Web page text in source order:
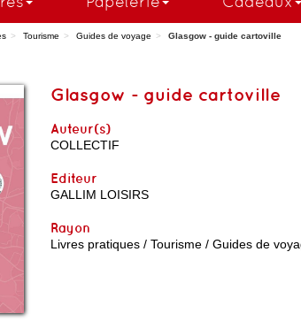
Tourisme Guides de voyage Glasgow - guide cartoville
Glasgow - guide cartoville
Auteur(s)
COLLECTIF
Editeur
GALLIM LOISIRS
Rayon
Livres pratiques / Tourisme / Guides de